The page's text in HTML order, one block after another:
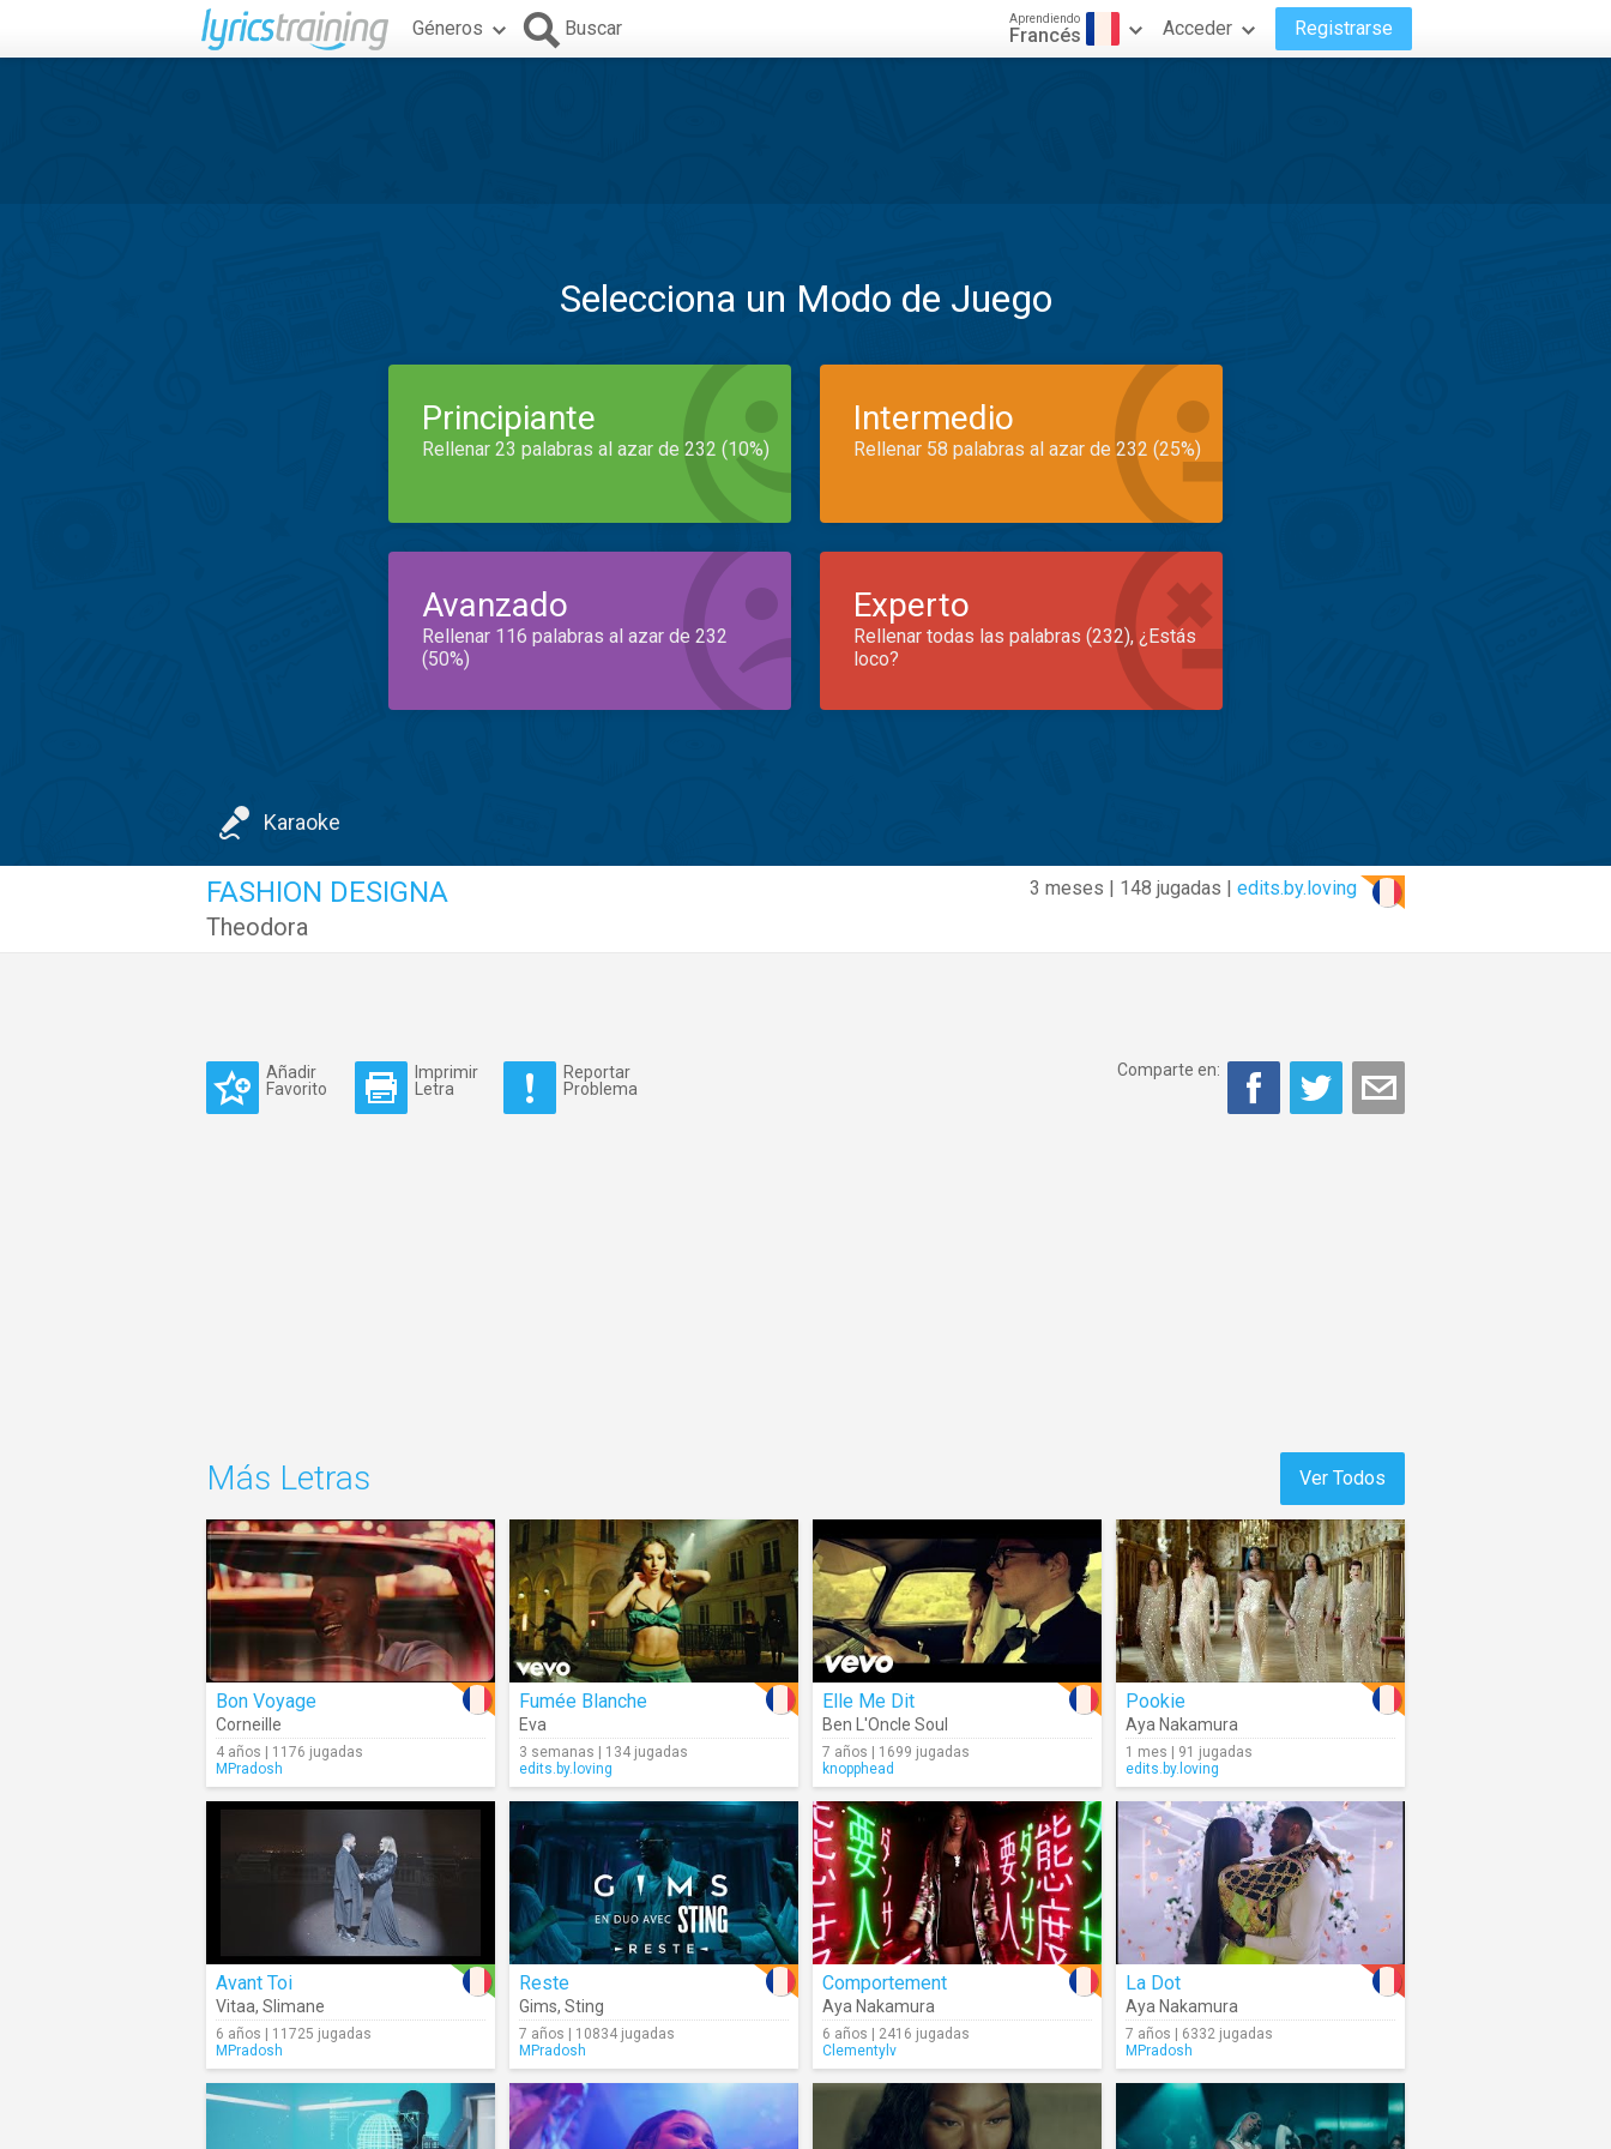
Géneros Buscar Aprendiendo
Francés Acceder Registrarse
Selecciona un Modo de Juego
Principiante
Rellenar 23 palabras al azar de 232 (10%)
Intermedio
Rellenar 58 palabras al azar de 232 (25%)
Avanzado
Rellenar 116 palabras al azar de 232
(50%)
Experto
Rellenar todas las palabras (232), ¿Estás
loco?
Karaoke
3 meses | 148 jugadas | edits.by.loving
FASHION DESIGNA
Theodora
Añadir
Favorito
Imprimir
Letra
Reportar
Problema
Comparte en:
Ver Todos
Más Letras
Bon Voyage
Corneille
4 años | 1176 jugadas
MPradosh
Fumée Blanche
Eva
3 semanas | 134 jugadas
edits.by.loving
Elle Me Dit
Ben L'Oncle Soul
7 años | 1699 jugadas
knopphead
Pookie
Aya Nakamura
1 mes | 91 jugadas
edits.by.loving
Avant Toi
Vitaa, Slimane
6 años | 11725 jugadas
MPradosh
Reste
Gims, Sting
7 años | 10834 jugadas
MPradosh
Comportement
Aya Nakamura
6 años | 2416 jugadas
Clementylv
La Dot
Aya Nakamura
7 años | 6332 jugadas
MPradosh